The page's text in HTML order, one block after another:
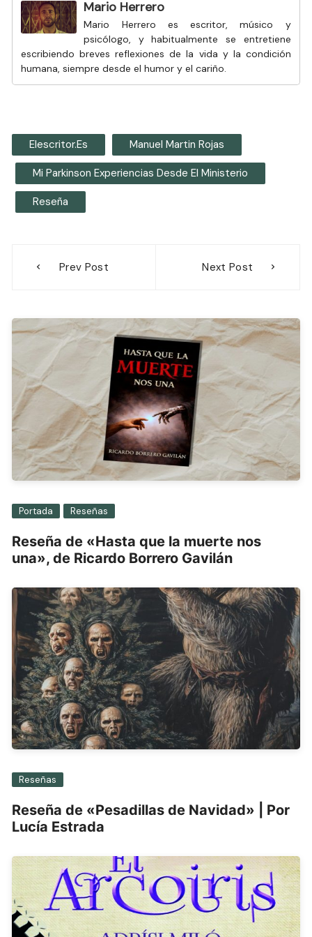
Mario Herrero
Mario Herrero es escritor, músico y
psicólogo, y habitualmente se entretiene
escribiendo breves reflexiones de la vida y la condición
humana, siempre desde el humor y el cariño.
Elescritor.es Manuel Martin Rojas
Mi Parkinson Experiencias Desde El Ministerio
Reseña
Prev Post Next Post
Portada Reseñas
Reseña de «Hasta que la muerte nos
una», de Ricardo Borrero Gavilán
Reseñas
Reseña de «Pesadillas de Navidad» | Por
Lucía Estrada